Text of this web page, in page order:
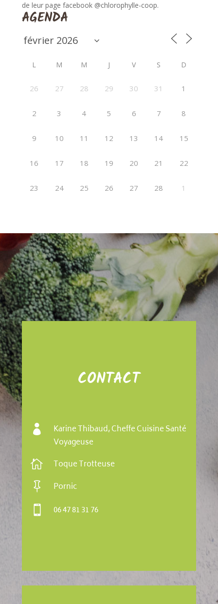
de leur page facebook @chlorophylle-coop.
AGENDA
L M M J V S D
26 27 28 29 30 31 1
2 3 4 5 6 7 8
9 10 11 12 13 14 15
16 17 18 19 20 21 22
23 24 25 26 27 28 1
CONTACT

Karine Thibaud, Cheffe Cuisine Santé
Voyageuse
 Toque Trotteuse
 Pornic
 06 47 81 31 76